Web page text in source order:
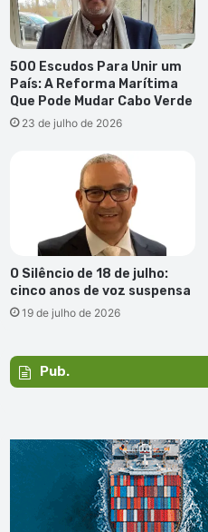
500 Escudos Para Unir um
País: A Reforma Marítima
Que Pode Mudar Cabo Verde
23 de julho de 2026
O Silêncio de 18 de julho:
cinco anos de voz suspensa
19 de julho de 2026
Pub.